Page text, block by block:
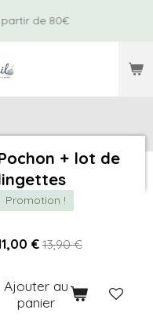
de 80€
+ lot de
Promotion !
€ 13,90 €
Ajouter au
panier